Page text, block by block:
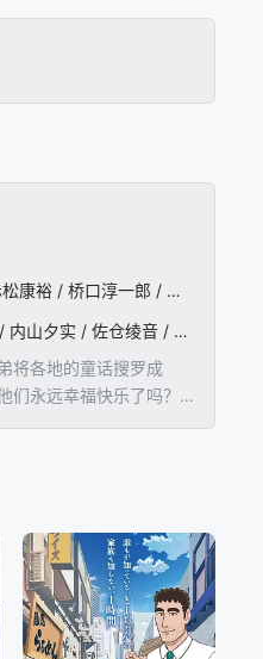
金森阳子 / 赤松康裕 / 桥口淳一郎 / 镰仓由实 / 竹内雅人 / 仲泽慎太郎 / 久保雄太郎 / 米谷聪美
福圆美里 / 铃木达央 / 野岛健儿 / 钉宫理惠 / 伊濑茉莉也 / 浪川大辅 / 田村睦心 / 东地宏树 / 内田真礼 / 加隈亚衣 / 朴璐美 / 菊池纱矢香 / 内山夕实 / 佐仓绫音 / 牛田裕子 / 三上哲 / 石毛翔弥 / 若山诗音 / 大塚明夫 / 竹达彩奈 / 吉野裕行 / 安济知佳 / 手冢宏通 / 坂泰斗 / 井上和彦 / 井上喜久子 / 三瓶由布子 / 本泉莉奈 / 松本沙罗 / 羽多野涉 / 玄田哲章 / 福西胜也 / 诹访部顺一 / 土田大 / 武内骏辅
将各地的童话搜罗成
们永远幸福快乐了吗？”